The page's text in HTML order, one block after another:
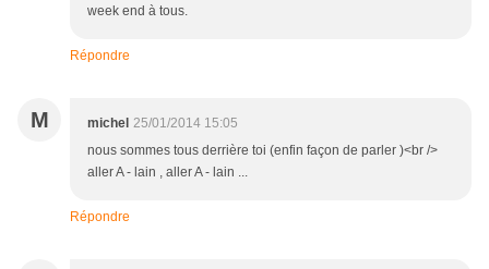
week end à tous.
Répondre
M michel 25/01/2014 15:05
nous sommes tous derrière toi (enfin façon de parler )<br />
aller A - lain , aller A - lain ...
Répondre